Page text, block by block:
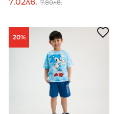
7.80лв.
20%